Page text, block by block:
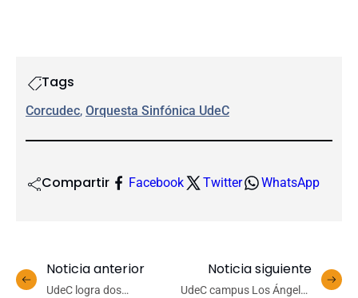
Tags
Corcudec, Orquesta Sinfónica UdeC
Compartir Facebook Twitter WhatsApp
Noticia anterior
UdeC logra dos
Noticia siguiente
UdeC campus Los Ángeles